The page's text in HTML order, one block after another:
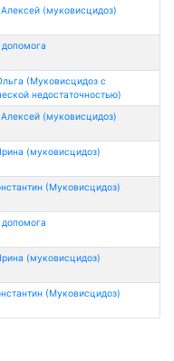
(муковисцидоз)
допомога
(Муковисцидоз с
недостаточностью)
(муковисцидоз)
(муковисцидоз)
(Муковисцидоз)
допомога
(муковисцидоз)
(Муковисцидоз)